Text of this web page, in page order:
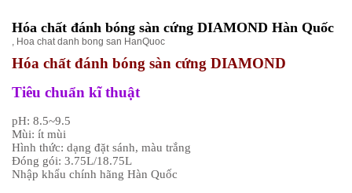
Hóa chất đánh bóng sàn cứng DIAMOND Hàn Quốc
, Hoa chat danh bong san HanQuoc
Hóa chất đánh bóng sàn cứng DIAMOND
Tiêu chuẩn kĩ thuật
pH: 8.5~9.5
Mùi: ít mùi
Hình thức: dạng đặt sánh, màu trắng
Đóng gói: 3.75L/18.75L
Nhập khẩu chính hãng Hàn Quốc